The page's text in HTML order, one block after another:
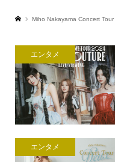
Miho Nakayama Concert
エンタメ
エンタメ